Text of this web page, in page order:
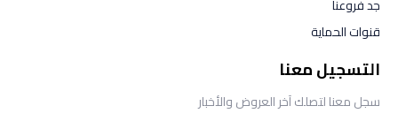
جد فروعنا
قنوات الحماية
التسجيل معنا
سجل معنا لتصلك آخر العروض والأخبار